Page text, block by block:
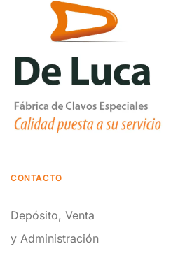
CONTACTO
Depósito, Venta
y Administración